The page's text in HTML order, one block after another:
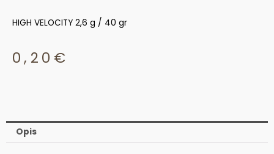
HIGH VELOCITY 2,6 g / 40 gr
0,20 €
Opis